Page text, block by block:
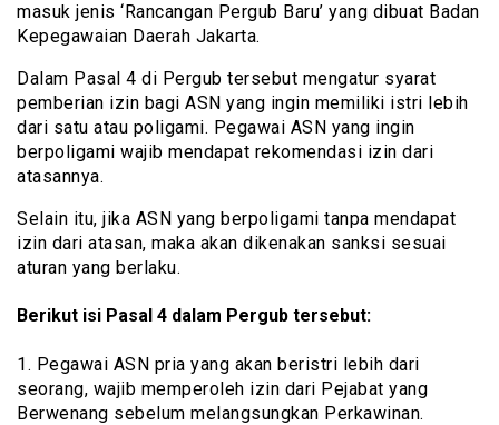
masuk jenis ‘Rancangan Pergub Baru’ yang dibuat Badan
Kepegawaian Daerah Jakarta.
Dalam Pasal 4 di Pergub tersebut mengatur syarat
pemberian izin bagi ASN yang ingin memiliki istri lebih
dari satu atau poligami. Pegawai ASN yang ingin
berpoligami wajib mendapat rekomendasi izin dari
atasannya.
Selain itu, jika ASN yang berpoligami tanpa mendapat
izin dari atasan, maka akan dikenakan sanksi sesuai
aturan yang berlaku.
Berikut isi Pasal 4 dalam Pergub tersebut:
1. Pegawai ASN pria yang akan beristri lebih dari
seorang, wajib memperoleh izin dari Pejabat yang
Berwenang sebelum melangsungkan Perkawinan.